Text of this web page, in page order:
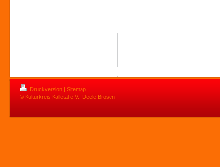
Druckversion | Sitemap
© Kulturkreis Kalletal e.V. -Deele Brosen-